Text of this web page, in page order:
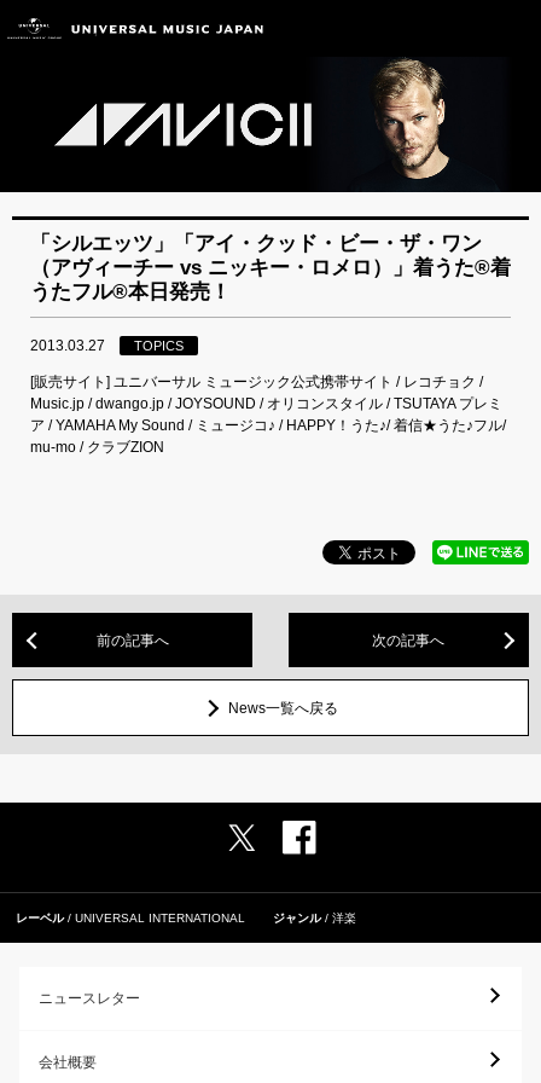
「シルエッツ」「アイ・クッド・ビー・ザ・ワン
（アヴィーチー vs ニッキー・ロメロ）」着うた®着
うたフル®本日発売！
2013.03.27 TOPICS
[販売サイト] ユニバーサル ミュージック公式携帯サイト / レコチョク /
Music.jp / dwango.jp / JOYSOUND / オリコンスタイル / TSUTAYA プレミ
ア / YAMAHA My Sound / ミュージコ♪ / HAPPY！うた♪/ 着信★うた♪フル/
mu-mo / クラブZION
前の記事へ 次の記事へ
News一覧へ戻る
レーベル UNIVERSAL INTERNATIONAL ジャンル 洋楽
ニュースレター
会社概要